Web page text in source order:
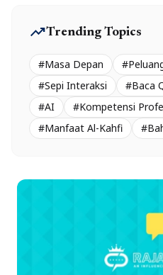
trending_upTrending Topics
#Masa Depan
#Sepi Interaksi
#Baca
#AI
#Kompetensi
#Manfaat Al-Kahfi